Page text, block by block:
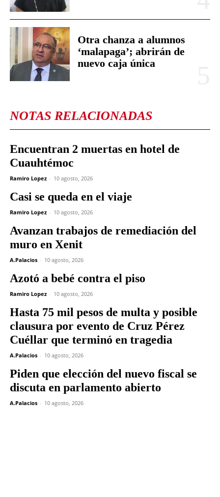
Otra chanza a alumnos
‘malapaga’; abrirán de
nuevo caja única
NOTAS RELACIONADAS
Encuentran 2 muertas en hotel de
Cuauhtémoc
Ramiro Lopez - 10 agosto, 2026
Casi se queda en el viaje
Ramiro Lopez - 10 agosto, 2026
Avanzan trabajos de remediación del
muro en Xenit
A.Palacios - 10 agosto, 2026
Azotó a bebé contra el piso
Ramiro Lopez - 10 agosto, 2026
Hasta 75 mil pesos de multa y posible
clausura por evento de Cruz Pérez
Cuéllar que terminó en tragedia
A.Palacios - 10 agosto, 2026
Piden que elección del nuevo fiscal se
discuta en parlamento abierto
A.Palacios - 10 agosto, 2026